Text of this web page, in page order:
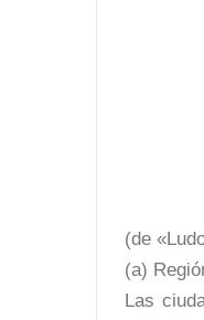
(de
(a)
Las